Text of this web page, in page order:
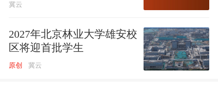
冀云
2027年北京林业大学雄安校
区将迎首批学生
原创 冀云